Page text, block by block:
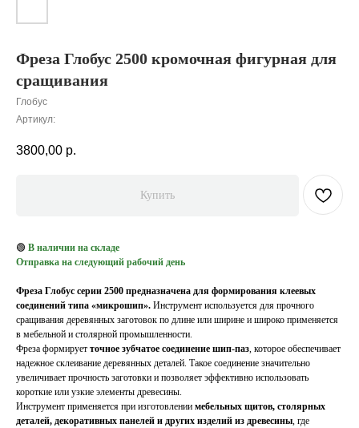
Фреза Глобус 2500 кромочная фигурная для
сращивания
Глобус
Артикул:
3800,00 р.
Купить
🟢 В наличии на складе
Отправка на следующий рабочий день
Фреза Глобус серии 2500 предназначена для формирования клеевых
соединений типа «микрошип». Инструмент используется для прочного
сращивания деревянных заготовок по длине или ширине и широко применяется
в мебельной и столярной промышленности.
Фреза формирует точное зубчатое соединение шип-паз , которое обеспечивает
надежное склеивание деревянных деталей. Такое соединение значительно
увеличивает прочность заготовки и позволяет эффективно использовать
короткие или узкие элементы древесины.
Инструмент применяется при изготовлении мебельных щитов, столярных
деталей, декоративных панелей и других изделий из древесины , где